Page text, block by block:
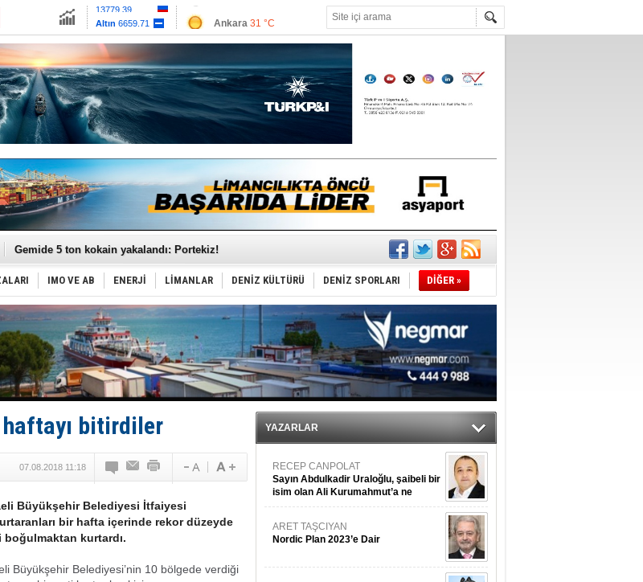
Euro55.1258
Ankara 31 °C
Antalya33 °C
Muğla 33 °C
Çanakkale 30 °C
Dron saldırısına uğrayan Türk gemisi, Samsun'a getirildi!
Gemide 5 ton kokain yakalandı: Portekiz!
Yakıt barcı filosuna 2 yeni gemi katıldı
Rus İHA’ları, Alman gemisini vurdu!
Karadeniz’deki güvenlik krizi, navluna vuruyor!
Tatil hesabını yosun bozdu, oteller fiyat kırdı
Rusya, gölge filo tankerlerinde lider bayrak konumunda
Enejota ticari destek gemisinden süperyata dönüştürüldü
Denizcilik sektörü, Alsancak Limanı’ndan memnun
Türkiye’den Karadeniz'deki gemicilik faaliyetlerine kısıtlama!
‘14. Olympos Regatta’ başlıyor
Taksi Botlar, 50 yıldır Marmaris’in mavi sularında
TÜRKLİM Başkanı Hamdi Erçelik’ten ‘Çözüm Anahtarı’
SOCAR da MSC Tiger’a katıldı!
IMO VE AB ENERJİ LİMANLAR DENİZ KÜLTÜRÜ DENİZ SPORLARI DİĞER »
haftayı bitirdiler
07.08.2018 11:18
Büyükşehir Belediyesi İtfaiyesi
bir hafta içerinde rekor düzeyde
boğulmaktan kurtardı.
Büyükşehir Belediyesi’nin 10 bölgede verdiği
YAZARLAR
RECEP CANPOLAT
Sayın Abdulkadir Uraloğlu, şaibeli bir
isim olan Ali Kurumahmut’a ne
danışıyorsunuz?
ARET TAŞCIYAN
Nordic Plan 2023’e Dair